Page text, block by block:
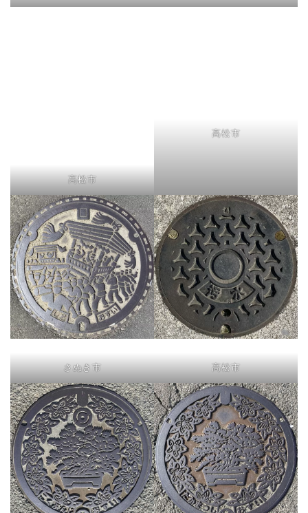
高松市
高松市
さぬき市 高松市